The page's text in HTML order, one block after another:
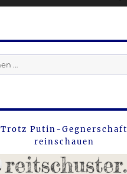
Trotz Putin-Gegnerschaft
reinschauen